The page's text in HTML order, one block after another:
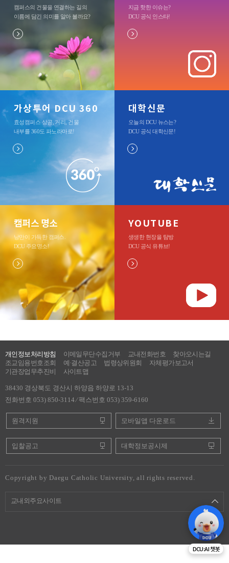
캠퍼스의 건물을 연결하는 길의
이름에 담긴 의미를 알아 볼까요?
지금 핫한 이슈는?
DCU 공식 인스타!
가상투어 DCU 360
효성캠퍼스 상공, 거리, 건물
내부를 360도 파노라마로!
캠퍼스 명소
낭만이 가득한 캠퍼스.
DCU 주요명소!
대학신문
오늘의 DCU 뉴스는?
DCU 공식 대학신문!
YOUTUBE
생생한 현장을 탐방
DCU 공식 유튜브!
개인정보처리방침 이메일무단수집거부 교내전화번호
찾아오시는길
조교임용번호조회
예·결산공고 법령상위원회
자체평가보고서
기관장업무추진비
사이트맵
38430 경상북도 경산시 하양읍 하양로 13-13
전화번호 053) 850-3114 ⁄ 팩스번호 053) 359-6160
원격지원 모바일앱 다운로드
입찰공고 대학정보공시제
Copyright by Daegu Catholic University, all rights reserved.
교내외주요사이트
DCU:AI 챗봇